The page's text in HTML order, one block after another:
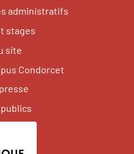
administratifs
stages
site
Condorcet